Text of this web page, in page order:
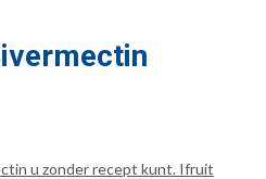
u zonder recept kunt. Ifruit